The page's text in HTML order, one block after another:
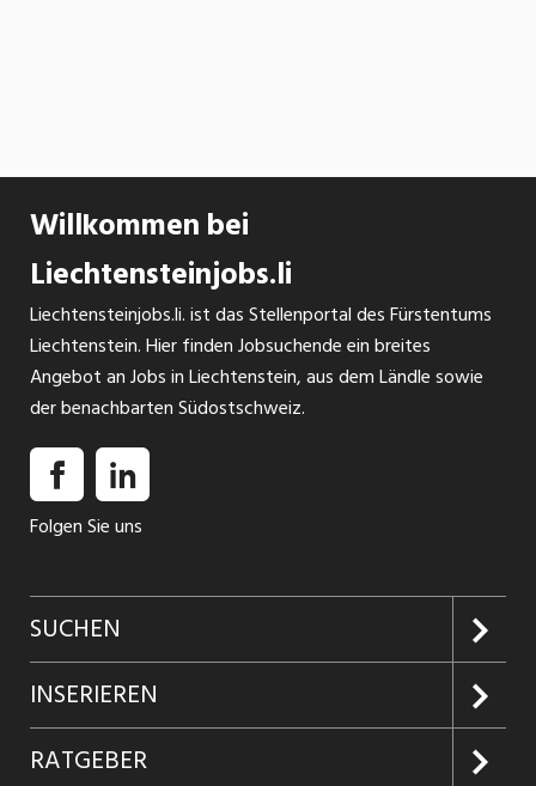
Willkommen bei
Liechtensteinjobs.li
Liechtensteinjobs.li. ist das Stellenportal des Fürstentums
Liechtenstein. Hier finden Jobsuchende ein breites
Angebot an Jobs in Liechtenstein, aus dem Ländle sowie
der benachbarten Südostschweiz.
Folgen Sie uns
SUCHEN
Jobs suchen
Jobabo
INSERIEREN
Kundenlogin
RATGEBER